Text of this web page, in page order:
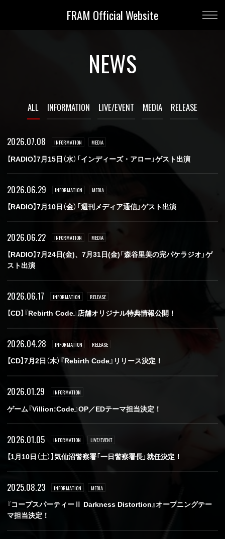
FRAM Official Website
NEWS
ALL INFORMATION LIVE/EVENT MEDIA RELEASE
2026.07.08 INFORMATION MEDIA
【RADIO】7月15日（水）「インディーズ・アロー」ゲスト出演
2026.06.29 INFORMATION MEDIA
【RADIO】7月10日（金）「週刊メディア通信」ゲスト出演
2026.06.22 INFORMATION MEDIA
【RADIO】7月24日(金)、7月31日(金)「森谷里美の完パケラジオ」ゲ
スト出演
2026.06.17 INFORMATION RELEASE
【CD】『Rebirth Code』店舗オリジナル特典情報公開！
2026.04.28 INFORMATION RELEASE
【CD】7月2日（木）『Rebirth Code』リリース決定！
2026.01.29 INFORMATION
ゲーム『Villion:Code』OP／EDテーマ担当決定！
2026.01.05 INFORMATION LIVE/EVENT
【1月10日（土）】気仙沼警察署「一日警察署長」就任決定！
2025.08.23 INFORMATION MEDIA
『コープスパーティーⅡ Darkness Distortion』オープニングテー
マ担当決定！